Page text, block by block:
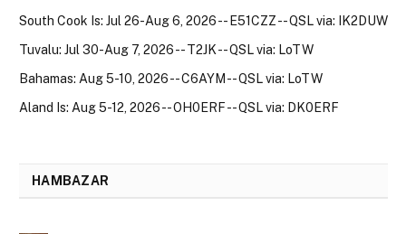
South Cook Is: Jul 26-Aug 6, 2026 -- E51CZZ -- QSL via: IK2DUW
Tuvalu: Jul 30-Aug 7, 2026 -- T2JK -- QSL via: LoTW
Bahamas: Aug 5-10, 2026 -- C6AYM -- QSL via: LoTW
Aland Is: Aug 5-12, 2026 -- OH0ERF -- QSL via: DK0ERF
HAMBAZAR